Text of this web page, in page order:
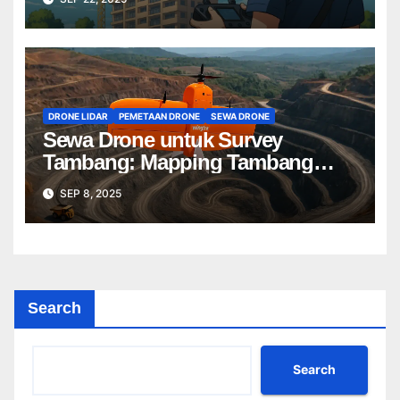
DRONE LIDAR PEMETAAN DRONE SEWA DRONE
Sewa Drone untuk Survey
Tambang: Mapping Tambang
Profesional Lebih Cepat & Akurat
SEP 8, 2025
Search
Search